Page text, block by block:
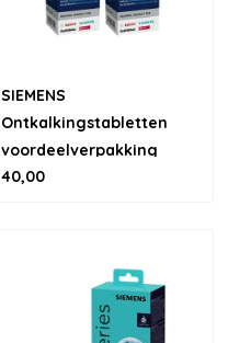
SIEMENS
Ontkalkingstabletten
voordeelverpakking
(30st) - 311864 / 311566 /
40,00